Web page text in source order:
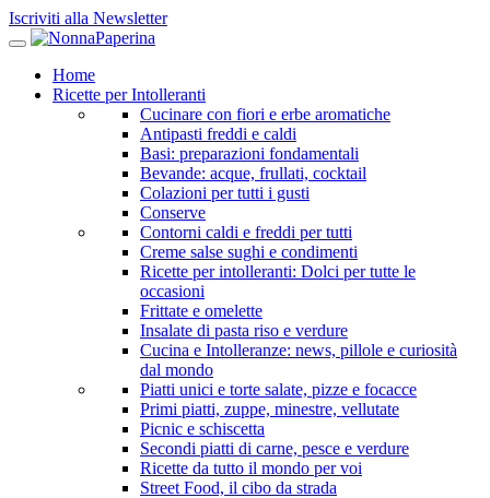
Iscriviti alla Newsletter
Home
Ricette per Intolleranti
Cucinare con fiori e erbe aromatiche
Antipasti freddi e caldi
Basi: preparazioni fondamentali
Bevande: acque, frullati, cocktail
Colazioni per tutti i gusti
Conserve
Contorni caldi e freddi per tutti
Creme salse sughi e condimenti
Ricette per intolleranti: Dolci per tutte le
occasioni
Frittate e omelette
Insalate di pasta riso e verdure
Cucina e Intolleranze: news, pillole e curiosità
dal mondo
Piatti unici e torte salate, pizze e focacce
Primi piatti, zuppe, minestre, vellutate
Picnic e schiscetta
Secondi piatti di carne, pesce e verdure
Ricette da tutto il mondo per voi
Street Food, il cibo da strada